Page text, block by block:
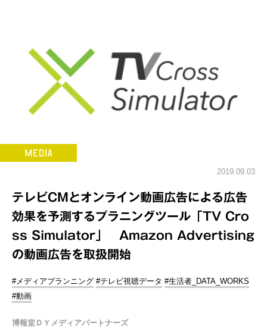
2019.09.03
テレビCMとオンライン動画広告による広告
効果を予測するプラニングツール「TV Cro
ss Simulator」 Amazon Advertising
の動画広告を取扱開始
#メディアプランニング #テレビ視聴データ #生活者_DATA_WORKS
#動画
博報堂ＤＹメディアパートナーズ